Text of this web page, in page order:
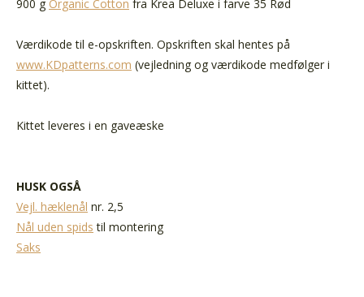
900 g Organic Cotton fra Krea Deluxe i farve 35 Rød
Værdikode til e-opskriften. Opskriften skal hentes på
www.KDpatterns.com (vejledning og værdikode medfølger i
kittet).
Kittet leveres i en gaveæske
HUSK OGSÅ
Vejl. hæklenål nr. 2,5
Nål uden spids til montering
Saks